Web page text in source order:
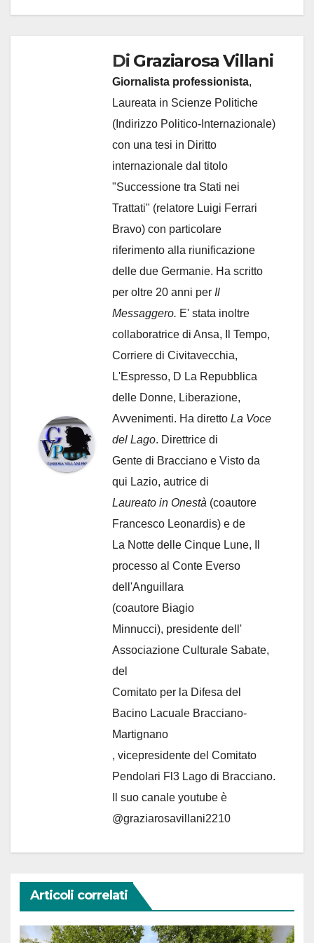
Di Graziarosa Villani
Giornalista professionista,
Laureata in Scienze Politiche
(Indirizzo Politico-Internazionale)
con una tesi in Diritto
internazionale dal titolo
"Successione tra Stati nei
Trattati" (relatore Luigi Ferrari
Bravo) con particolare
riferimento alla riunificazione
delle due Germanie. Ha scritto
per oltre 20 anni per Il
Messaggero. E' stata inoltre
collaboratrice di Ansa, Il Tempo,
Corriere di Civitavecchia,
L'Espresso, D La Repubblica
delle Donne, Liberazione,
Avvenimenti. Ha diretto La Voce
del Lago. Direttrice di
Gente di Bracciano e Visto da
qui Lazio, autrice di
Laureato in Onestà (coautore
Francesco Leonardis) e de
La Notte delle Cinque Lune, Il
processo al Conte Everso
dell'Anguillara
(coautore Biagio
Minnucci), presidente dell'
Associazione Culturale Sabate,
del
Comitato per la Difesa del
Bacino Lacuale Bracciano-
Martignano
, vicepresidente del Comitato
Pendolari Fl3 Lago di Bracciano.
Il suo canale youtube è
@graziarosavillani2210
Articoli correlati